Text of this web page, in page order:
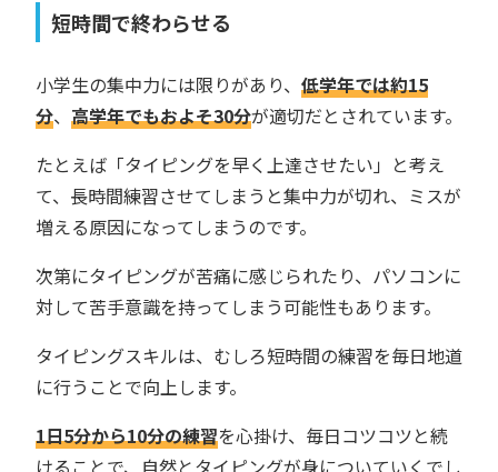
短時間で終わらせる
小学生の集中力には限りがあり、 低学年では約15
分、 高学年でもおよそ30分が適切だとされています。
たとえば「タイピングを早く上達させたい」と考え
て、長時間練習させてしまうと集中力が切れ、ミスが
増える原因になってしまうのです。
次第にタイピングが苦痛に感じられたり、パソコンに
対して苦手意識を持ってしまう可能性もあります。
タイピングスキルは、むしろ短時間の練習を毎日地道
に行うことで向上します。
1日5分から10分の練習を心掛け、毎日コツコツと続